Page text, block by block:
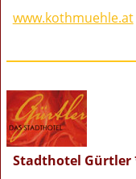
www.kothmuehle.at
Stadthotel